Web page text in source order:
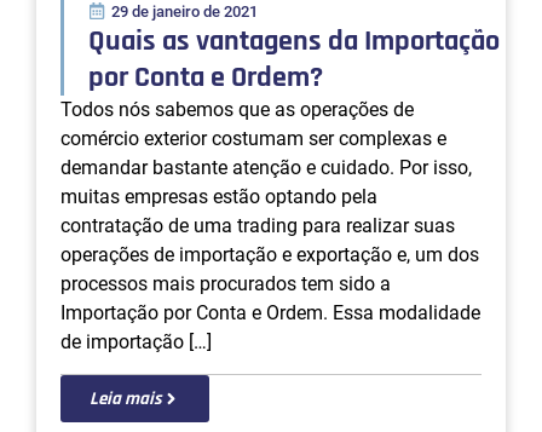
29 de janeiro de 2021
Quais as vantagens da Importação
por Conta e Ordem?
Todos nós sabemos que as operações de
comércio exterior costumam ser complexas e
demandar bastante atenção e cuidado. Por isso,
muitas empresas estão optando pela
contratação de uma trading para realizar suas
operações de importação e exportação e, um dos
processos mais procurados tem sido a
Importação por Conta e Ordem. Essa modalidade
de importação […]
Leia mais